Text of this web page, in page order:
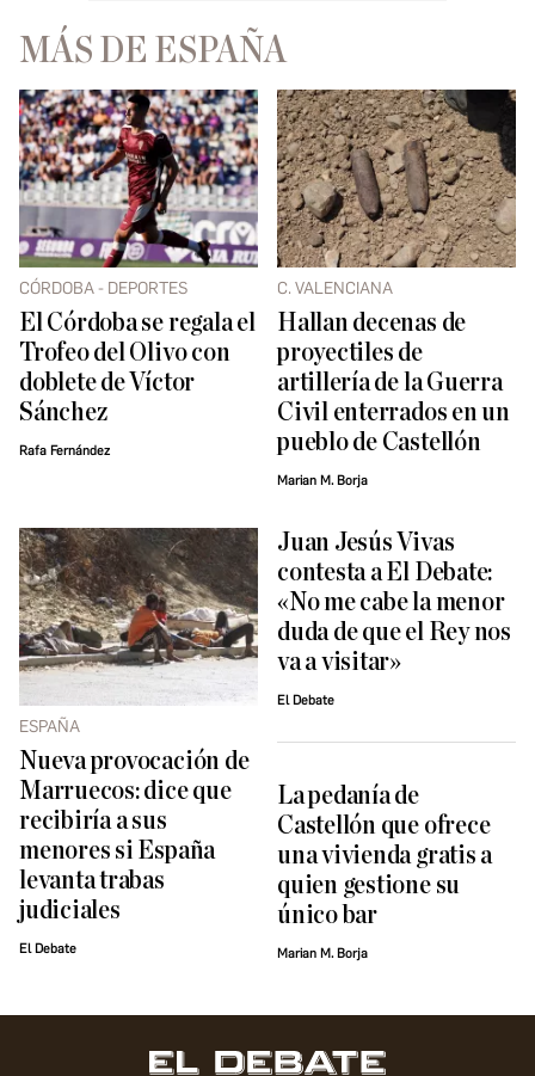
MÁS DE ESPAÑA
CÓRDOBA - DEPORTES
El Córdoba se regala el
Trofeo del Olivo con
doblete de Víctor
Sánchez
Rafa Fernández
C. VALENCIANA
Hallan decenas de
proyectiles de
artillería de la Guerra
Civil enterrados en un
pueblo de Castellón
Marian M. Borja
ESPAÑA
Nueva provocación de
Marruecos: dice que
recibiría a sus
menores si España
levanta trabas
judiciales
El Debate
Juan Jesús Vivas
contesta a El Debate:
«No me cabe la menor
duda de que el Rey nos
va a visitar»
El Debate
La pedanía de
Castellón que ofrece
una vivienda gratis a
quien gestione su
único bar
Marian M. Borja